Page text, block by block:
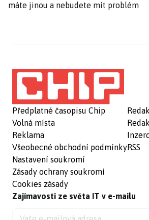
máte jinou a nebudete mít problém
Předplatné časopisu Chip
Volná místa
Reklama
Všeobecné obchodní podmínky
Nastavení soukromí
Zásady ochrany soukromí
Cookies zásady
RSS
Zajímavosti ze světa IT v e-mailu